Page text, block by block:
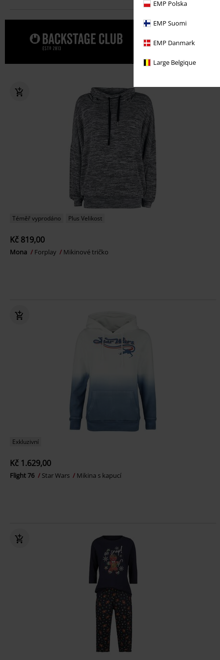
EMP Polska
EMP Suomi
EMP Danmark
Large Belgique
Dopřejte si
Téměř vyprodáno Plus Velikost
Kč 819,00
Mona Forplay Mikinové tričko
Exkluzivní
Kč 1.629,00
Flight 76 Star Wars Mikina s kapucí